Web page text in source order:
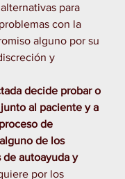
para
con la
alguno por su
y
decide probar o
al paciente y a
de
de los
autoayuda y
por los